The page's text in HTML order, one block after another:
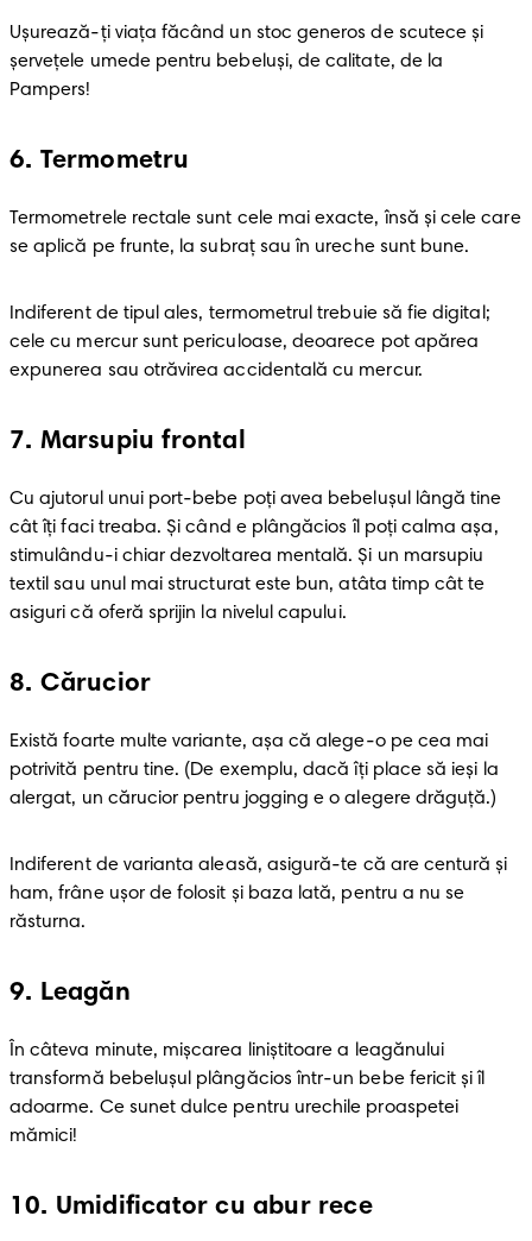
Uşurează-ţi viaţa făcând un stoc generos de scutece şi
şerveţele umede pentru bebeluşi, de calitate, de la
Pampers!
6. Termometru
Termometrele rectale sunt cele mai exacte, însă şi cele care
se aplică pe frunte, la subraţ sau în ureche sunt bune.
Indiferent de tipul ales, termometrul trebuie să fie digital;
cele cu mercur sunt periculoase, deoarece pot apărea
expunerea sau otrăvirea accidentală cu mercur.
7. Marsupiu frontal
Cu ajutorul unui port-bebe poţi avea bebeluşul lângă tine
cât îţi faci treaba. Şi când e plângăcios îl poţi calma aşa,
stimulându-i chiar dezvoltarea mentală. Şi un marsupiu
textil sau unul mai structurat este bun, atâta timp cât te
asiguri că oferă sprijin la nivelul capului.
8. Cărucior
Există foarte multe variante, aşa că alege-o pe cea mai
potrivită pentru tine. (De exemplu, dacă îţi place să ieşi la
alergat, un cărucior pentru jogging e o alegere drăguţă.)
Indiferent de varianta aleasă, asigură-te că are centură şi
ham, frâne uşor de folosit şi baza lată, pentru a nu se
răsturna.
9. Leagăn
În câteva minute, mişcarea liniştitoare a leagănului
transformă bebeluşul plângăcios într-un bebe fericit şi îl
adoarme. Ce sunet dulce pentru urechile proaspetei
mămici!
10. Umidificator cu abur rece